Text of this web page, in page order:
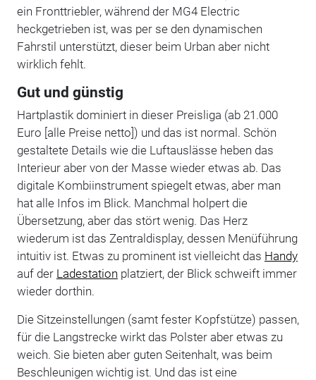
ein Fronttriebler, während der MG4 Electric
heckgetrieben ist, was per se den dynamischen
Fahrstil unterstützt, dieser beim Urban aber nicht
wirklich fehlt.
Gut und günstig
Hartplastik dominiert in dieser Preisliga (ab 21.000
Euro [alle Preise netto]) und das ist normal. Schön
gestaltete Details wie die Luftauslässe heben das
Interieur aber von der Masse wieder etwas ab. Das
digitale Kombiinstrument spiegelt etwas, aber man
hat alle Infos im Blick. Manchmal holpert die
Übersetzung, aber das stört wenig. Das Herz
wiederum ist das Zentraldisplay, dessen Menüführung
intuitiv ist. Etwas zu prominent ist vielleicht das Handy
auf der Ladestation platziert, der Blick schweift immer
wieder dorthin.
Die Sitzeinstellungen (samt fester Kopfstütze) passen,
für die Langstrecke wirkt das Polster aber etwas zu
weich. Sie bieten aber guten Seitenhalt, was beim
Beschleunigen wichtig ist. Und das ist eine